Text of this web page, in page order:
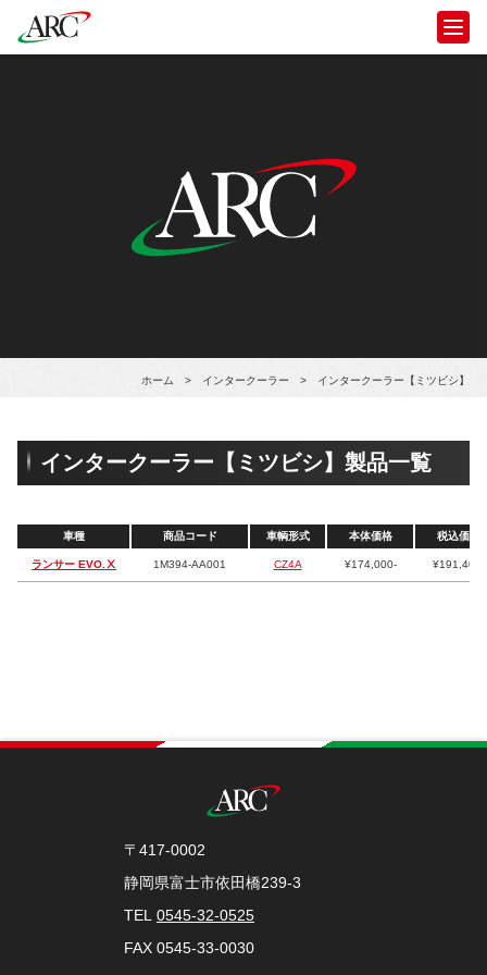
ホーム > インタークーラー > インタークーラー【ミツビシ】
インタークーラー【ミツビシ】製品一覧
車種 商品コード 車輌形式 本体価格 税込価格
ランサー EVO.Ⅹ 1M394-AA001 CZ4A ¥174,000- ¥191,400-
〒417-0002
静岡県富士市依田橋239-3
TEL 0545-32-0525
FAX 0545-33-0030